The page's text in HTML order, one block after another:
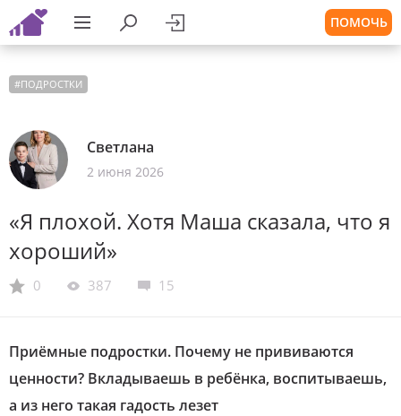
ПОМОЧЬ
#ПОДРОСТКИ
Светлана
2 июня 2026
«Я плохой. Хотя Маша сказала, что я
хороший»
0 387 15
Приёмные подростки. Почему не прививаются
ценности? Вкладываешь в ребёнка, воспитываешь,
а из него такая гадость лезет